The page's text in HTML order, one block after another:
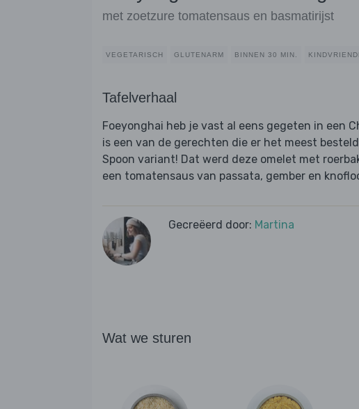
met zoetzure tomatensaus en basmatirijst
VEGETARISCH GLUTENARM BINNEN 30 MIN.
Tafelverhaal
Foeyonghai heb je vast al eens gegeten in een
is een van de gerechten die er het meest
Spoon variant! Dat werd deze omelet met
een tomatensaus van passata, gember en
Gecreëerd door: Martina
Wat we sturen